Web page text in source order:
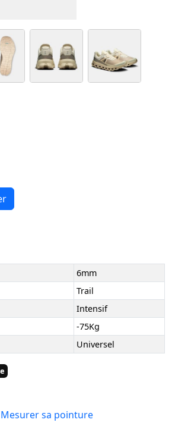
6mm
Trail
Intensif
-75Kg
Universel
Mesurer sa pointure